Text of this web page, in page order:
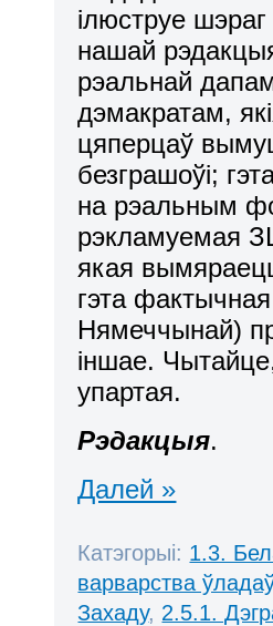
ілюструе
нашай
рэальнай
дэмакратам,
цяперцаў
безграшоўі;
на рэальным
рэкламуемая
якая
гэта
Нямеччынай)
іншае.
упартая.
Рэдакцыя.
Далей »
Катэгорыі: 1.3.
варварства ўладаў
Захаду, 2.5.1.